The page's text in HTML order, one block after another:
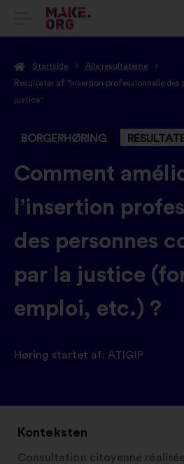
TILBAGE
MAKE.ORG’S
Startside
Alle resultaterne
Resultater af "Insertion professionnelle des
justice"
BORGERHØRING
-
Comment
l’insertion
des personnes
par la justice
emploi, etc.) ?
Høring startet af: ATIGIP
Konteksten
Consultation citoyenne